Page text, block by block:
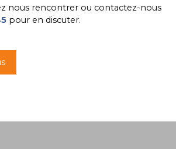
nous rencontrer ou contactez-nous
pour en discuter.